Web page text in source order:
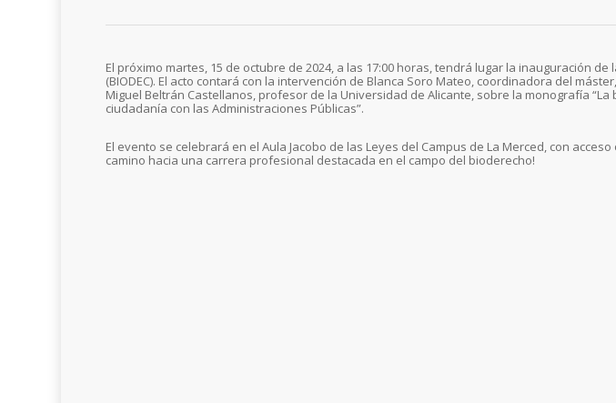
El próximo martes, 15 de octubre de 2024, a las 17:00 horas, tendrá lugar la inauguración
(BIODEC). El acto contará con la intervención de Blanca Soro Mateo, coordinadora del
Miguel Beltrán Castellanos, profesor de la Universidad de Alicante, sobre la monografía
ciudadanía con las Administraciones Públicas”.
El evento se celebrará en el Aula Jacobo de las Leyes del Campus de La Merced, con
camino hacia una carrera profesional destacada en el campo del bioderecho!